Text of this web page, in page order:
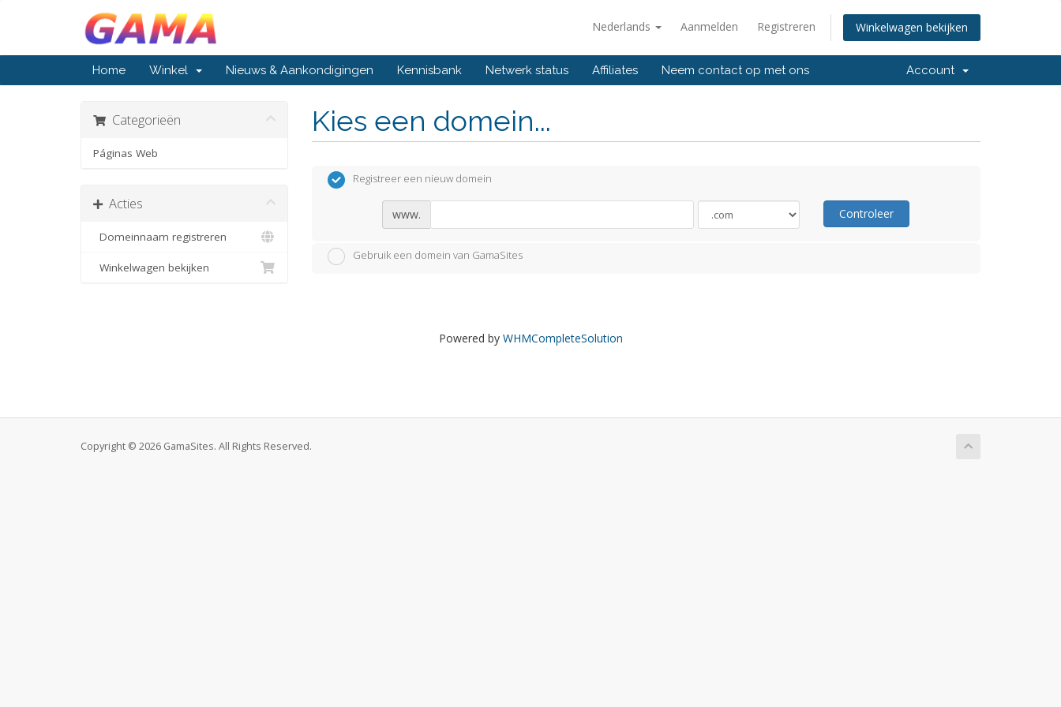
Nederlands Aanmelden Registreren Winkelwagen bekijken
Home Winkel Nieuws & Aankondigingen Kennisbank Netwerk status Affiliates Neem contact op met ons Account
Kies een domein...
Categorieën
Páginas Web
Acties
Domeinnaam registreren
Winkelwagen bekijken
Registreer een nieuw domein
www. Controleer
Gebruik een domein van GamaSites
Powered by WHMCompleteSolution
Copyright © 2026 GamaSites. All Rights Reserved.